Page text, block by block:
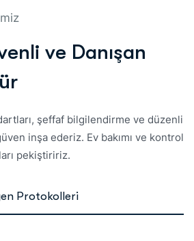
enli ve Danışan
ür
şeffaf bilgilendirme ve düzenli
inşa ederiz. Ev bakımı ve kontrol
pekiştiririz.
Protokolleri